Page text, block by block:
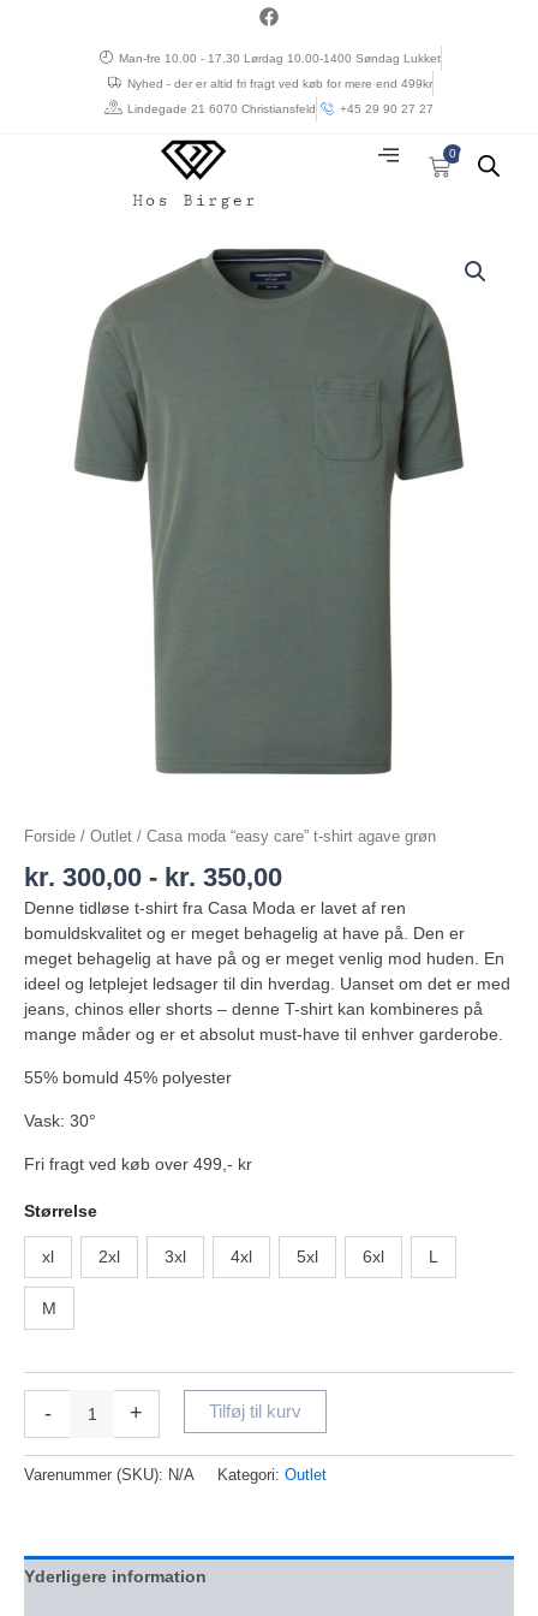
a
e
o
o
Man-fre 10.00 - 17.30 Lørdag 10.00-1400 Søndag Lukket
Nyhed - der er altid fri fragt ved køb for mere end 499kr
Lindegade 21 6070 Christiansfeld
+45 29 90 27 27
0
Kurv
Forside / Outlet / Casa moda “easy care” t-shirt agave grøn
kr. 300,00 - kr. 350,00
Prisinterval:
kr. 300,00
til
Denne tidløse t-shirt fra Casa Moda er lavet af ren
bomuldskvalitet og er meget behagelig at have på. Den er
meget behagelig at have på og er meget venlig mod huden. En
ideel og letplejet ledsager til din hverdag. Uanset om det er med
jeans, chinos eller shorts – denne T-shirt kan kombineres på
mange måder og er et absolut must-have til enhver garderobe.
55% bomuld 45% polyester
Vask: 30°
Fri fragt ved køb over 499,- kr
Størrelse
xl 2xl 3xl 4xl 5xl 6xl L
M
- + Tilføj til kurv
Varenummer (SKU): N/A Kategori: Outlet
Yderligere information